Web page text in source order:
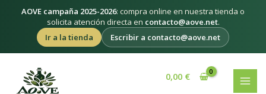
AOVE campaña 2025-2026: compra online en nuestra tienda o
solicita atención directa en contacto@aove.net.
Ir a la tienda
Escribir a contacto@aove.net
contenido
0,00 €
de
entradas